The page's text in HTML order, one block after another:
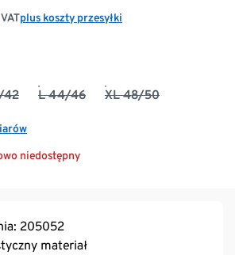
plus koszty przesyłki
42 L 44/46 XL 48/50
niedostępny
205052
materiał